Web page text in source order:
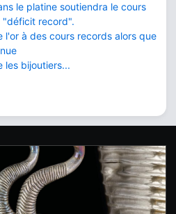
le platine soutiendra le cours
"déficit record".
l'or à des cours records alors que
les bijoutiers...